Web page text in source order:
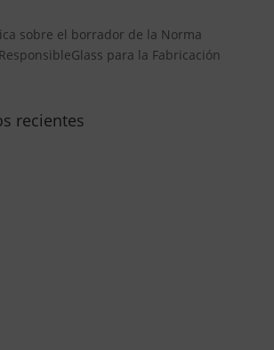
sobre el borrador de la Norma
para la Fabricación
recientes